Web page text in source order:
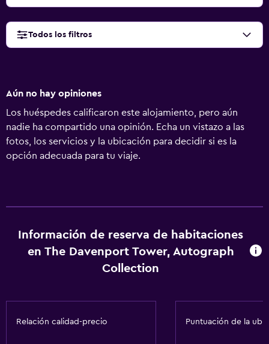
Todos los filtros
Aún no hay opiniones
Los huéspedes calificaron este alojamiento, pero aún
nadie ha compartido una opinión. Echa un vistazo a las
fotos, los servicios y la ubicación para decidir si es la
opción adecuada para tu viaje.
Información de reserva de habitaciones
en The Davenport Tower, Autograph
Collection
Relación calidad-precio Puntuación de la